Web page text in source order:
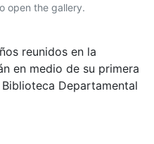
open the gallery.
reunidos en la
en medio de su primera
Departamental